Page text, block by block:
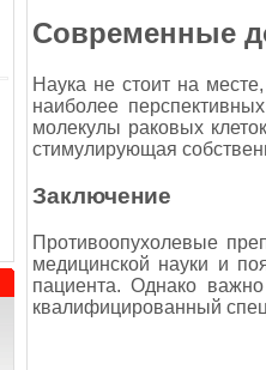
Современные
Наука не стоит на
наиболее
молекулы раковых
стимулирующая
Заключение
Противоопухолевые
медицинской науки и
пациента. Однако
квалифицированный